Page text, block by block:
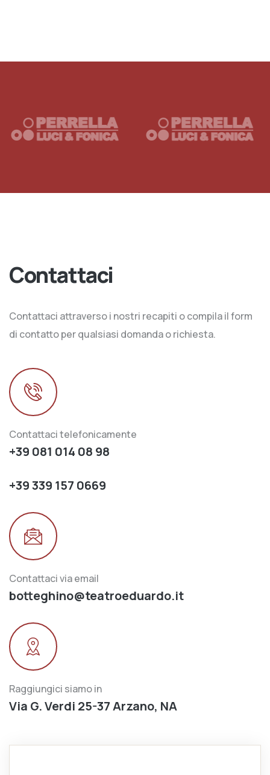
Contattaci
Contattaci attraverso i nostri recapiti o compila il form
di contatto per qualsiasi domanda o richiesta.
Contattaci telefonicamente
+39 081 014 08 98
+39 339 157 0669
Contattaci via email
botteghino@teatroeduardo.it
Raggiungici siamo in
Via G. Verdi 25-37 Arzano, NA